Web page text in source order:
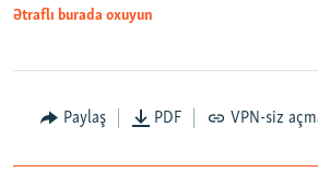
Auto 240p 360p
720p 1080p
Ətraflı burada oxuyun
Paylaş PDF VPN-siz